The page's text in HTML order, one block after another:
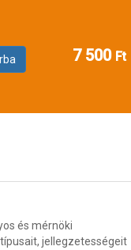
7 500 Ft
és mérnöki
jellegzetességeit